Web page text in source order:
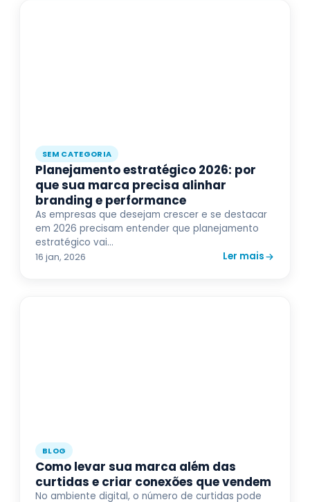
SEM CATEGORIA
Planejamento estratégico 2026: por
que sua marca precisa alinhar
branding e performance
As empresas que desejam crescer e se destacar
em 2026 precisam entender que planejamento
estratégico vai...
16 jan, 2026
Ler mais
BLOG
Como levar sua marca além das
curtidas e criar conexões que vendem
No ambiente digital, o número de curtidas pode